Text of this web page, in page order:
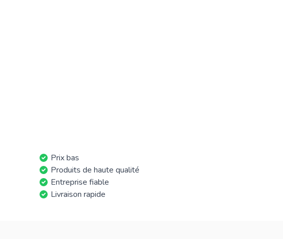
Prix bas
Produits de haute qualité
Entreprise fiable
Livraison rapide